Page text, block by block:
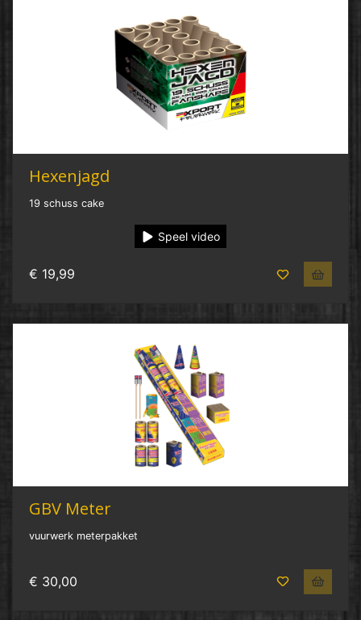
Hexenjagd
19 schuss cake
Speel video
€ 19,99
GBV Meter
vuurwerk meterpakket
€ 30,00